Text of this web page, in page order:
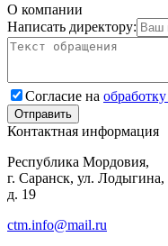
О компании
Написать директору:
Согласие на
Контактная информация
Республика Мордовия,
г. Саранск, ул. Лодыгина,
д. 19
ctm.info@mail.ru